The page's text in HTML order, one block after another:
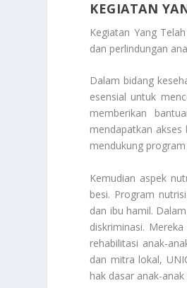
KEGIATAN
Kegiatan Yang
dan perlindungan
Dalam bidang
esensial untuk
memberikan
mendapatkan
mendukung
Kemudian aspek
besi. Program
dan ibu hamil.
diskriminasi.
rehabilitasi anak-
dan mitra lokal,
hak dasar anak-